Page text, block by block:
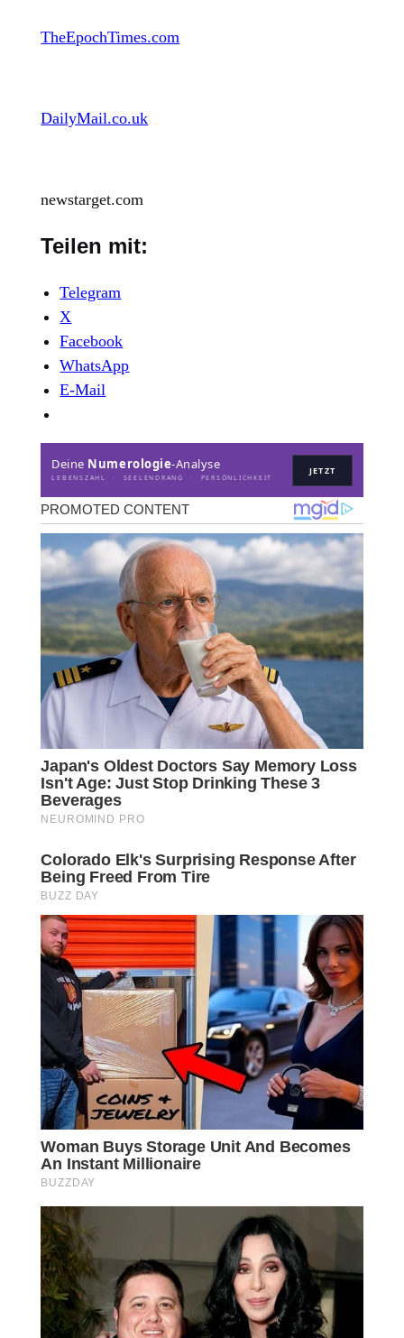
TheEpochTimes.com
DailyMail.co.uk
newstarget.com
Teilen mit:
Telegram
X
Facebook
WhatsApp
E-Mail
Deine Numerologie-Analyse
LEBENSZAHL · SEELENDRANG · PERSÖNLICHKEIT
JETZT